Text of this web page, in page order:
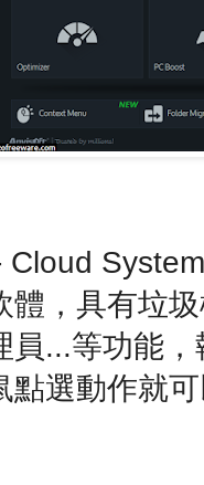
Cloud
體，具有垃
員...等功能
點選動作就